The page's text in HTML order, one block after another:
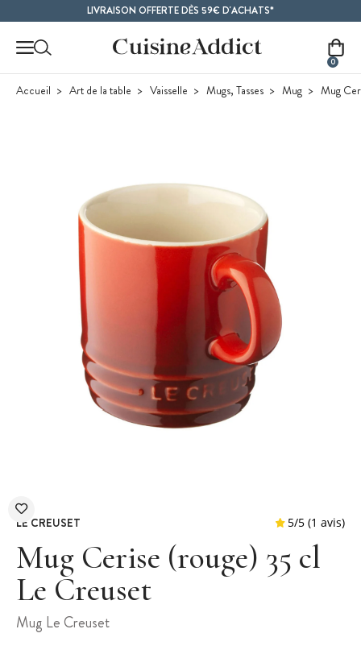
LIVRAISON OFFERTE DÈS 59€ D'ACHATS*
0
Accueil Art de la table Vaisselle Mugs, Tasses Mug Mug
LE CREUSET
Mug Cerise (rouge) 35 cl
Le Creuset
Mug Le Creuset